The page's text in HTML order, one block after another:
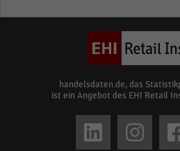
handelsdaten.de, das
ist ein Angebot des EHI Retail